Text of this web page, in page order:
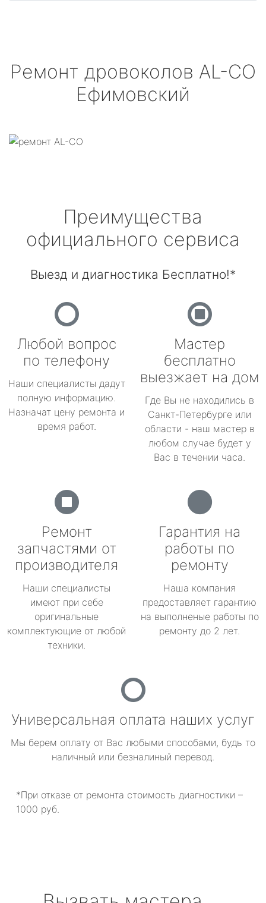
Ремонт дровоколов AL-CO
Ефимовский
Преимущества
официального сервиса
Выезд и диагностика Бесплатно!*
Любой вопрос
по телефону
Наши специалисты дадут
полную информацию.
Назначат цену ремонта и
время работ.
Мастер
бесплатно
выезжает на дом
Где Вы не находились в
Санкт-Петербурге или
области - наш мастер в
любом случае будет у
Вас в течении часа.
Ремонт
запчастями от
производителя
Наши специалисты
имеют при себе
оригинальные
комплектующие от любой
техники.
Гарантия на
работы по
ремонту
Наша компания
предоставляет гарантию
на выполненые работы по
ремонту до 2 лет.
Универсальная оплата наших услуг
Мы берем оплату от Вас любыми способами, будь то
наличный или безналиный перевод.
*При отказе от ремонта стоимость диагностики –
1000 руб.